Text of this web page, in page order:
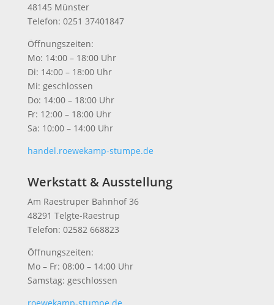
48145 Münster
Telefon: 0251 37401847
Öffnungszeiten:
Mo: 14:00 – 18:00 Uhr
Di: 14:00 – 18:00 Uhr
Mi: geschlossen
Do: 14:00 – 18:00 Uhr
Fr: 12:00 – 18:00 Uhr
Sa: 10:00 – 14:00 Uhr
handel.roewekamp-stumpe.de
Werkstatt & Ausstellung
Am Raestruper Bahnhof 36
48291 Telgte-Raestrup
Telefon: 02582 668823
Öffnungszeiten:
Mo – Fr: 08:00 – 14:00 Uhr
Samstag: geschlossen